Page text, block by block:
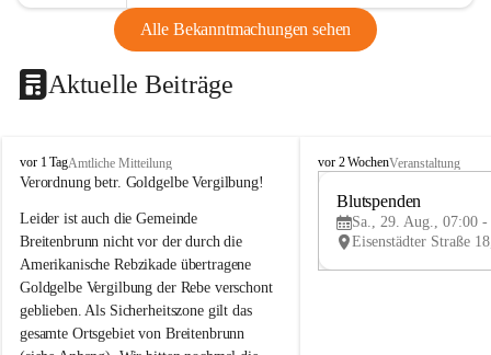
Alle Bekanntmachungen sehen
Aktuelle Beiträge
B
r
i
t
e
n
b
r
u
vor 1 TagAmtliche Mitteilung
Verordnung betr. Goldgelbe Vergilbung!
Leider ist auch die Gemeinde
Breitenbrunn nicht vor der durch die
Amerikanische Rebzikade übertragene
Goldgelbe Vergilbung der Rebe verschont
geblieben. Als Sicherheitszone gilt das
gesamte Ortsgebiet von Breitenbrunn
B
e
vor 2 WochenVeranstaltung
Blutspenden
Sa., 29. Aug., 07:00 -